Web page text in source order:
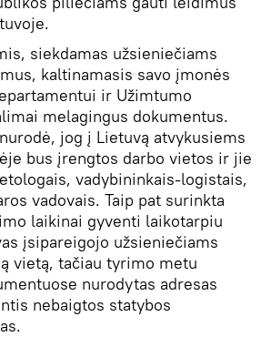
siekdamas užsieniečiams
kaltinamasis savo įmonės
ir Užimtumo
melagingus dokumentus.
jog į Lietuvą atvykusiems
bus įrengtos darbo vietos ir jie
vadybininkais-logistais,
vadovais. Taip pat surinkta
laikinai gyventi laikotarpiu
įsipareigojo užsieniečiams
vietą, tačiau tyrimo metu
nurodytas adresas
nebaigtos statybos